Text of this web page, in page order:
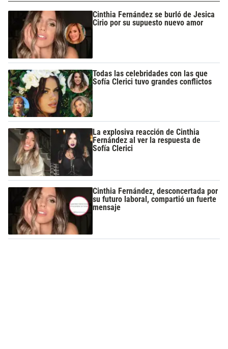
Cinthia Fernández se burló de Jesica
Cirio por su supuesto nuevo amor
Todas las celebridades con las que
Sofía Clerici tuvo grandes conflictos
La explosiva reacción de Cinthia
Fernández al ver la respuesta de
Sofía Clerici
Cinthia Fernández, desconcertada por
su futuro laboral, compartió un fuerte
mensaje